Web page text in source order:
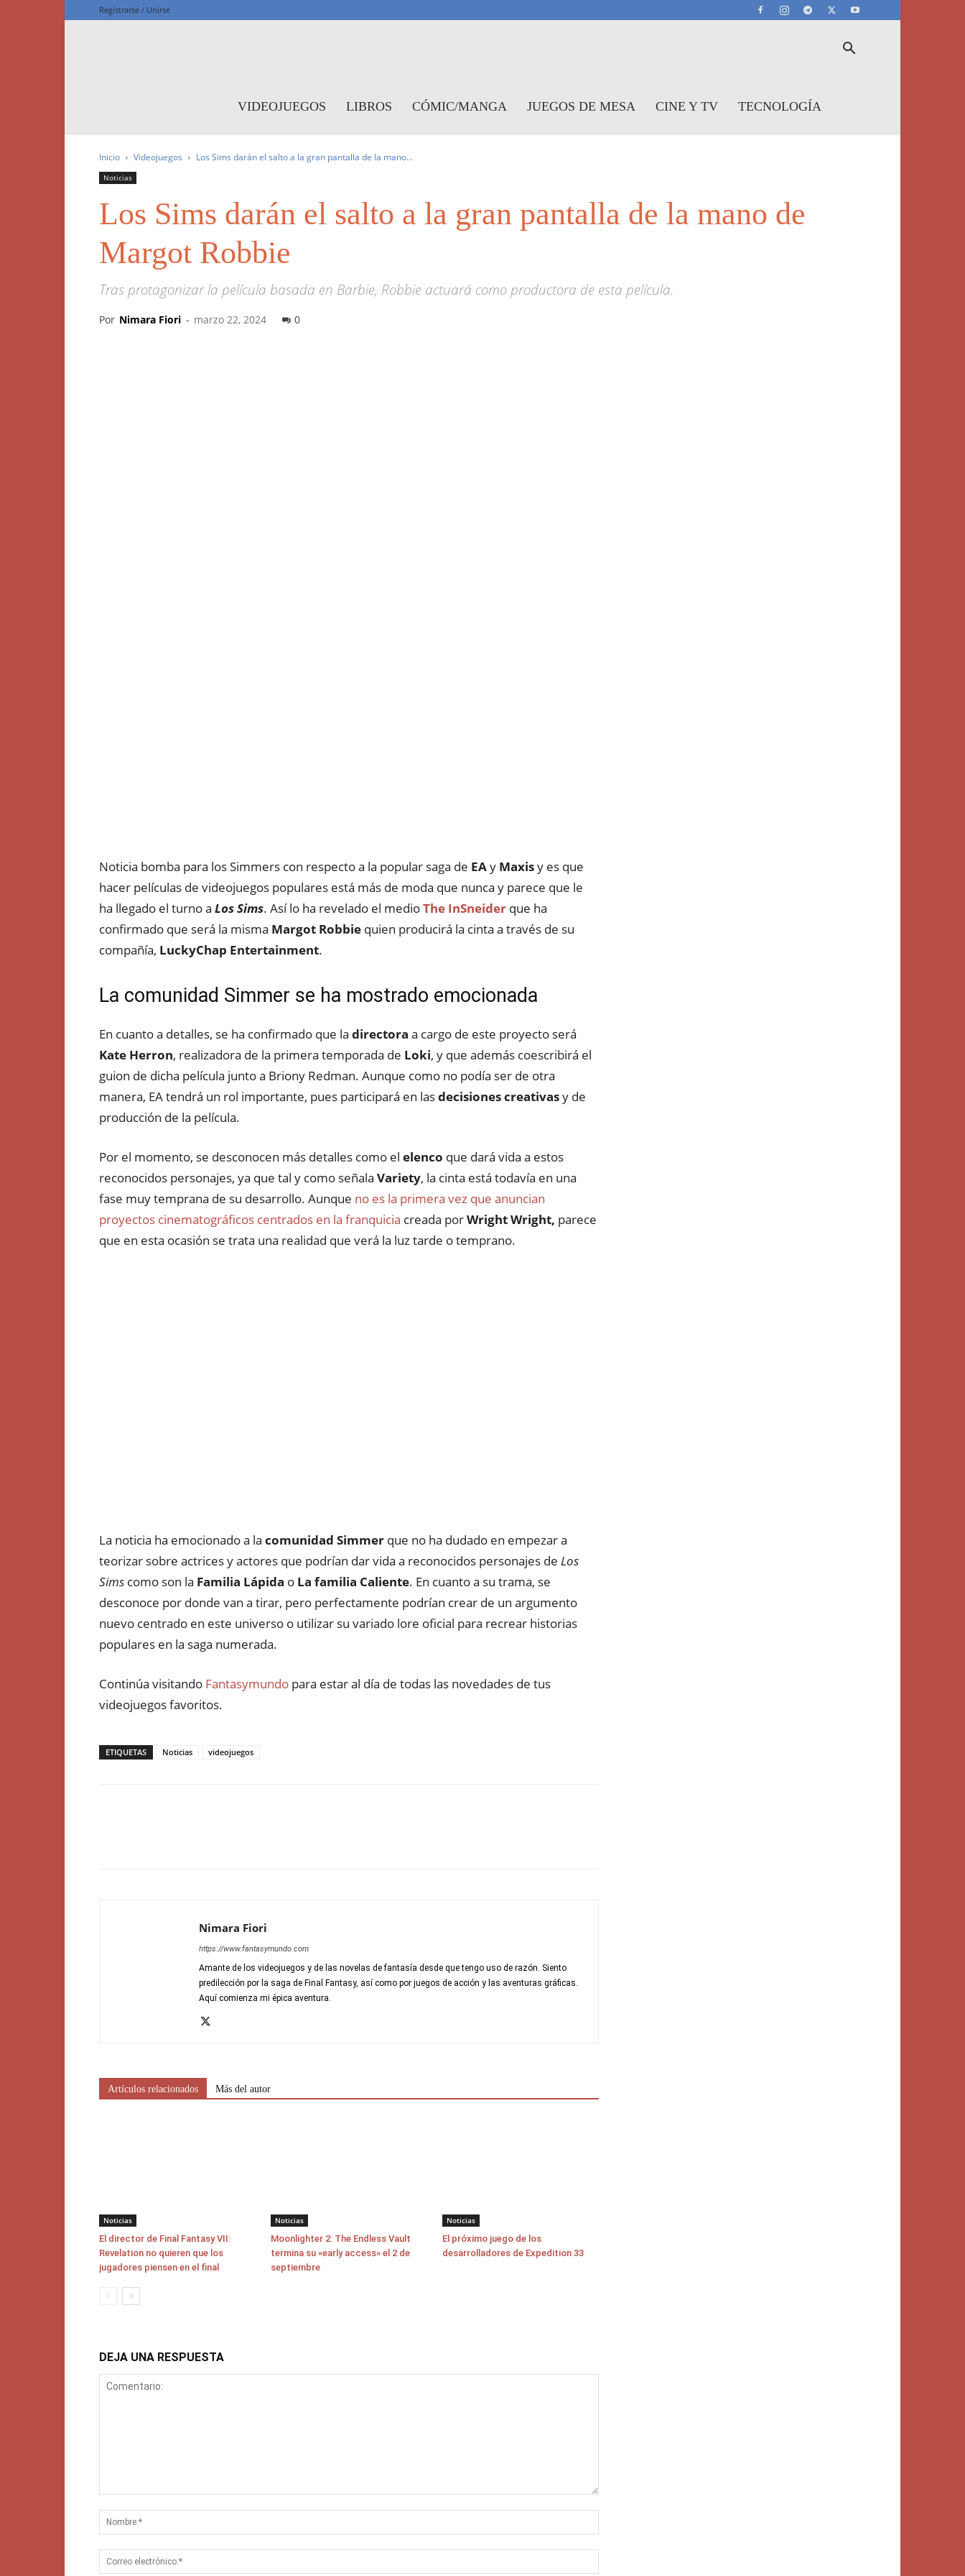
Registrarse / Unirse
VIDEOJUEGOS LIBROS CÓMIC/MANGA JUEGOS DE MESA CINE Y TV TECNOLOGÍA
Inicio Videojuegos Los Sims darán el salto a la gran pantalla de la mano...
Noticias
Los Sims darán el salto a la gran pantalla de la mano de
Margot Robbie
Tras protagonizar la película basada en Barbie, Robbie actuará como productora de esta película.
Por Nimara Fiori - marzo 22, 2024 0
Noticia bomba para los Simmers con respecto a la popular saga de EAy Maxisy es que
hacer películas de videojuegos populares está más de moda que nunca y parece que le
ha llegado el turno a Los Sims. Así lo ha revelado el medioThe InSneider que ha
confirmado que será la misma Margot Robbie quien producirá la cinta a través de su
compañía, LuckyChap Entertainment.
La comunidad Simmer se ha mostrado emocionada
En cuanto a detalles, se ha confirmado que la directora a cargo de este proyecto será
Kate Herron, realizadora de la primera temporada de Loki, y que además coescribirá el
guion de dicha película junto a Briony Redman. Aunque como no podía ser de otra
manera, EA tendrá un rol importante, pues participará en lasdecisiones creativasy de
producción de la película.
Por el momento, se desconocen más detalles como el elenco que dará vida a estos
reconocidos personajes, ya que tal y como señala Variety, la cinta está todavía en una
fase muy temprana de su desarrollo. Aunque no es la primera vez que anuncian
proyectos cinematográficos centrados en la franquicia creada porWright Wright, parece
que en esta ocasión se trata una realidad que verá la luz tarde o temprano.
La noticia ha emocionado a la comunidad Simmer que no ha dudado en empezar a
teorizar sobre actrices y actores que podrían dar vida a reconocidos personajes de Los
Sims como son la Familia Lápida o La familia Caliente. En cuanto a su trama, se
desconoce por donde van a tirar, pero perfectamente podrían crear de un argumento
nuevo centrado en este universo o utilizar su variado lore oficial para recrear historias
populares en la saga numerada.
Continúa visitando Fantasymundo para estar al día de todas las novedades de tus
videojuegos favoritos.
ETIQUETAS Noticias videojuegos
Nimara Fiori
https://www.fantasymundo.com
Amante de los videojuegos y de las novelas de fantasía desde que tengo uso de razón. Siento
predilección por la saga de Final Fantasy, así como por juegos de acción y las aventuras gráficas.
Aquí comienza mi épica aventura.
Artículos relacionados Más del autor
Noticias
El director de Final Fantasy VII:
Revelation no quieren que los
jugadores piensen en el final
Noticias
Moonlighter 2: The Endless Vault
termina su «early access» el 2 de
septiembre
Noticias
El próximo juego de los
desarrolladores de Expedition 33
DEJA UNA RESPUESTA